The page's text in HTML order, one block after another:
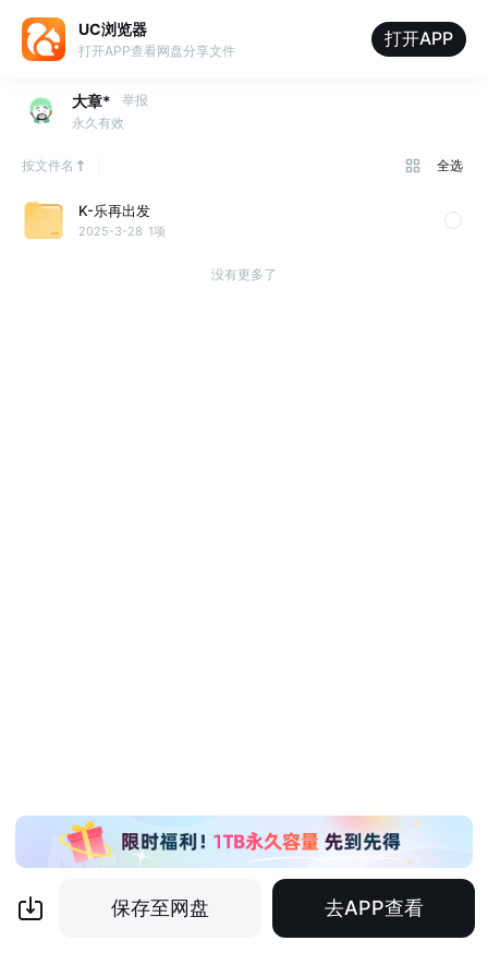
UC浏览器
打开APP查看网盘分享文件
打开APP
大章*
举报
永久有效
按文件名 全选
K-乐再出发
2025-3-28 1项
没有更多了
保存至网盘 去APP查看